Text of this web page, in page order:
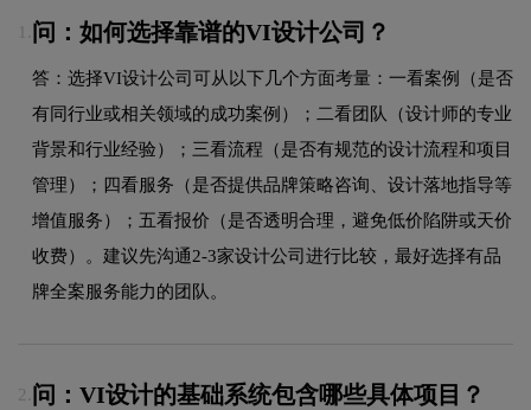
问：如何选择靠谱的VI设计公司？
答：选择VI设计公司可从以下几个方面考量：一看案例（是否
有同行业或相关领域的成功案例）；二看团队（设计师的专业
背景和行业经验）；三看流程（是否有规范的设计流程和项目
管理）；四看服务（是否提供品牌策略咨询、设计落地指导等
增值服务）；五看报价（是否透明合理，避免低价陷阱或天价
收费）。建议先沟通2-3家设计公司进行比较，最好选择有品
牌全案服务能力的团队。
2. 问：VI设计的基础系统包含哪些具体项目？